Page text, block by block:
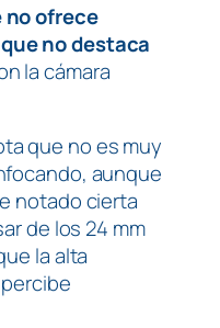
no ofrece
no destaca
la cámara
que no es muy
aunque
notado cierta
de los 24 mm
la alta